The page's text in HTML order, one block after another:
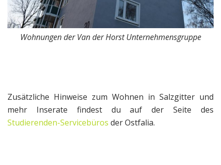
Wohnungen der Van der Horst Unternehmensgruppe
Zusätzliche Hinweise zum Wohnen in Salzgitter und
mehr Inserate findest du auf der Seite des
Studierenden-Servicebüros der Ostfalia.